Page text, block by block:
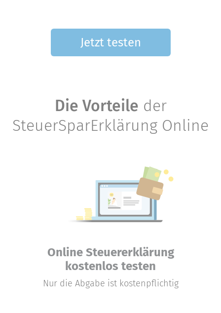
Jetzt testen
Die Vorteile der
SteuerSparErklärung Online
Online Steuererklärung
kostenlos testen
Nur die Abgabe ist kostenpflichtig